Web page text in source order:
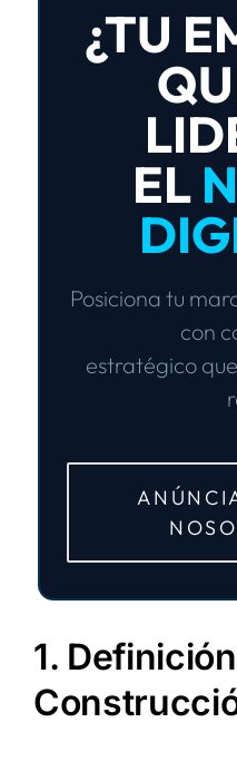
¿TU
EL
Posiciona tu
con
estratégico
1.